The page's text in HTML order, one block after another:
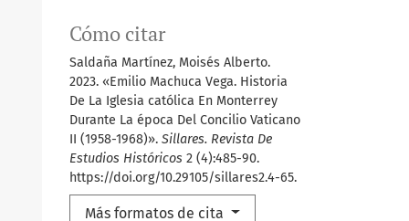
Cómo citar
Saldaña Martínez, Moisés Alberto.
2023. «Emilio Machuca Vega. Historia
De La Iglesia católica En Monterrey
Durante La época Del Concilio Vaticano
II (1958-1968)». Sillares. Revista De
Estudios Históricos 2 (4):485-90.
https://doi.org/10.29105/sillares2.4-65.
Más formatos de cita